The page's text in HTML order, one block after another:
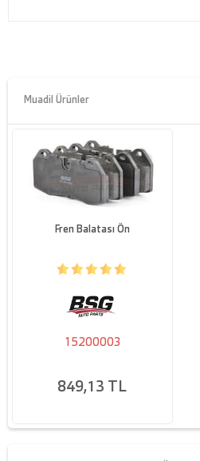
Muadil Ürünler
Fren Balatası Ön
15200003
849,13 TL